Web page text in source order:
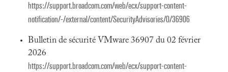
https://support.broadcom.com/web/ecx/support-content-
notification/-/external/content/SecurityAdvisories/0/36906
Bulletin de sécurité VMware 36907 du 02 février
2026
https://support.broadcom.com/web/ecx/support-content-